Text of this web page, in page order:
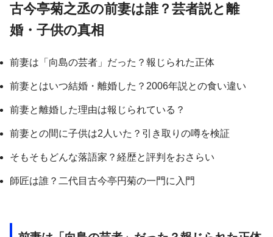
古今亭菊之丞の前妻は誰？芸者説と離
婚・子供の真相
前妻は「向島の芸者」だった？報じられた正体
前妻とはいつ結婚・離婚した？2006年説との食い違い
前妻と離婚した理由は報じられている？
前妻との間に子供は2人いた？引き取りの噂を検証
そもそもどんな落語家？経歴と評判をおさらい
師匠は誰？二代目古今亭円菊の一門に入門